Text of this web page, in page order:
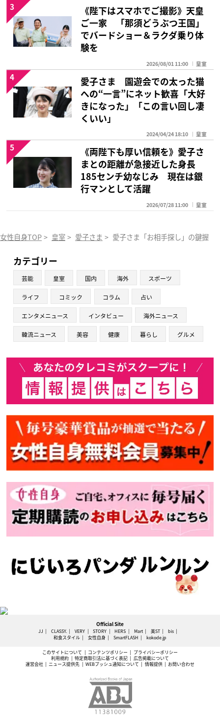
《陛下はスマホでご撮影》天皇
ご一家 「那須どうぶつ王国」
でバードショー＆ラクダ乗り体
験を
2026/08/01 11:00 皇室
3
愛子さま 園遊会での太った猫
への“一言”にネット歓喜「大好
きになった」「この言い回し凄
くいい」
2024/04/24 18:10 皇室
4
《両陛下も厚い信頼を》愛子さ
まとの距離が急接近した身長
185センチ幼なじみ 現在は銀
行マンとして活躍
2026/07/28 11:00 皇室
5
女性自身TOP > 皇室 > 愛子さま > 愛子さま「お相手探し」の鍵握
カテゴリー
芸能 皇室 国内 海外 スポーツ
ライフ コミック コラム 占い
エンタメニュース インタビュー 海外ニュース
韓流ニュース 美容 健康 暮らし グルメ
Official Site
JJ CLASSY. VERY STORY HERS Mart 美ST
bis
和食スタイル
女性自身 SmartFLASH kokode.jp
このサイトについて コンテンツポリシー
プライバシーポリシー
利用規約
特定商取引法に基づく表記
広告掲載について
運営会社
ニュース提供先 WEBプッシュ通知について 情報提供 お問い合わせ